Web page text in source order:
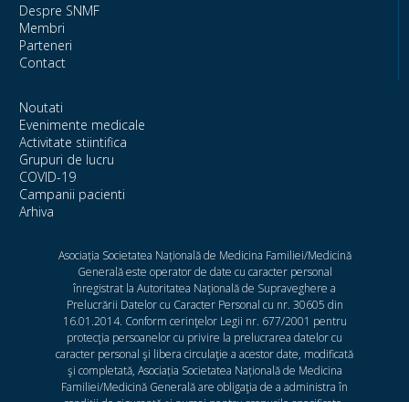
Despre SNMF
Membri
Parteneri
Contact
Noutati
Evenimente medicale
Activitate stiintifica
Grupuri de lucru
COVID-19
Campanii pacienti
Arhiva
Asociația Societatea Națională de Medicina Familiei/Medicină
Generală este operator de date cu caracter personal
înregistrat la Autoritatea Naţională de Supraveghere a
Prelucrării Datelor cu Caracter Personal cu nr. 30605 din
16.01.2014. Conform cerinţelor Legii nr. 677/2001 pentru
protecţia persoanelor cu privire la prelucrarea datelor cu
caracter personal şi libera circulaţie a acestor date, modificată
şi completată, Asociația Societatea Națională de Medicina
Familiei/Medicină Generală are obligaţia de a administra în